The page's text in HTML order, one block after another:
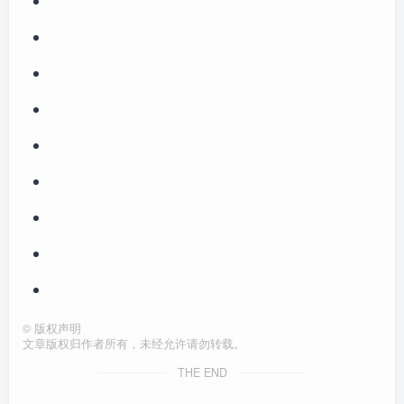
© 版权声明
文章版权归作者所有，未经允许请勿转载。
THE END